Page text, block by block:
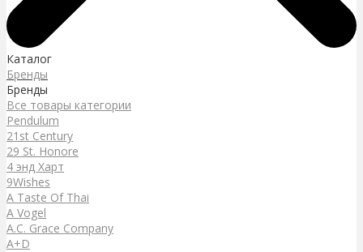
Каталог
Бренды
Бренды
Все товары категории
Pendulum
21st Century
29 St. Honore
4 энд Харт
9Wishes
A Taste Of Thai
A Vogel
A.C. Grace Company
A+D